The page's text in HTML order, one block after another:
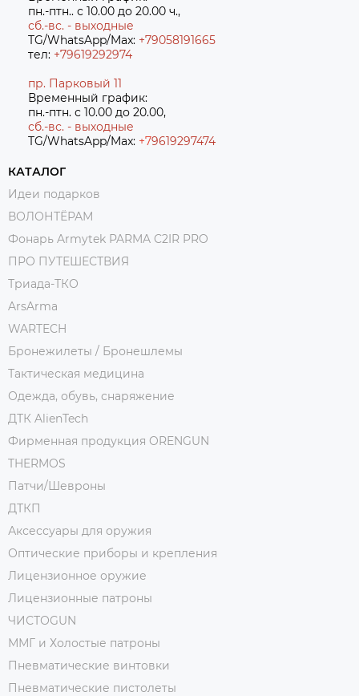
пн.-птн.. с 10.00 до 20.00 ч.,
сб.-вс. - выходные
TG/WhatsApp/Max: +79058191665
тел: +79619292974
пр. Парковый 11
Временный график:
пн.-птн. с 10.00 до 20.00,
сб.-вс. - выходные
TG/WhatsApp/Max: +79619297474
КАТАЛОГ
Идеи подарков
ВОЛОНТЁРАМ
Фонарь Armytek PARMA C2IR PRO
ПРО ПУТЕШЕСТВИЯ
Триада-ТКО
ArsArma
WARTECH
Бронежилеты / Бронешлемы
Тактическая медицина
Одежда, обувь, снаряжение
ДТК AlienTech
Фирменная продукция ORENGUN
THERMOS
Патчи/Шевроны
ДТКП
Аксессуары для оружия
Оптические приборы и крепления
Лицензионное оружие
Лицензионные патроны
ЧИСТОGUN
ММГ и Холостые патроны
Пневматические винтовки
Пневматические пистолеты